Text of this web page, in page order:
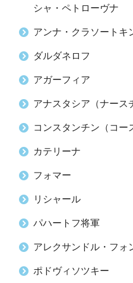
シャ・ペトローヴナ
アンナ・クラソートキ
ダルダネロフ
アガーフィア
アナスタシア（ナース
コンスタンチン（コー
カテリーナ
フォマー
リシャール
パハートフ将軍
アレクサンドル・フォ
ポドヴィソツキー